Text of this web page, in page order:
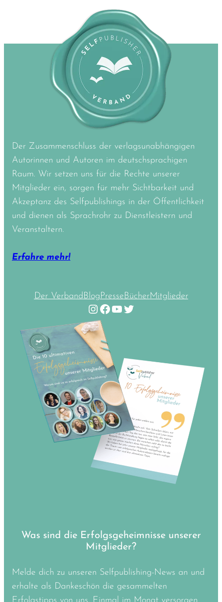
Der Zusammenschluss der verlagsunabhängigen
Autorinnen und Autoren im deutschsprachigen
Raum. Wir setzen uns für die Rechte unserer
Mitglieder ein, sorgen für mehr Sichtbarkeit und
Akzeptanz des Selfpublishings in der Öffentlichkeit
und dienen als Sprachrohr zu Dienstleistern und
Veranstaltern.
Erfahre mehr!
Der VerbandBlogPresseBücherMitglieder
Instagram Facebook YouTube Twitter
Was sind die Erfolgsgeheimnisse unserer
Mitglieder?
Melde dich zu unseren Selfpublishing-News an und
erhalte als Dankeschön die gesammelten